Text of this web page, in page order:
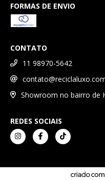
FORMAS DE ENVIO
CONTATO
11 98970-5642
Showroom no bairro de
REDES SOCIAIS